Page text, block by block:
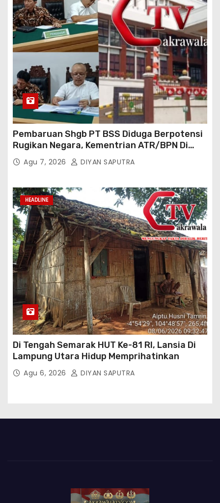
Pembaruan Shgb PT BSS Diduga Berpotensi
Rugikan Negara, Kementrian ATR/BPN Di
Gugat Di PTUN Jakarta
Agu 7, 2026 DIYAN SAPUTRA
HEADLINE
Di Tengah Semarak HUT Ke-81 RI, Lansia Di
Lampung Utara Hidup Memprihatinkan
Agu 6, 2026 DIYAN SAPUTRA